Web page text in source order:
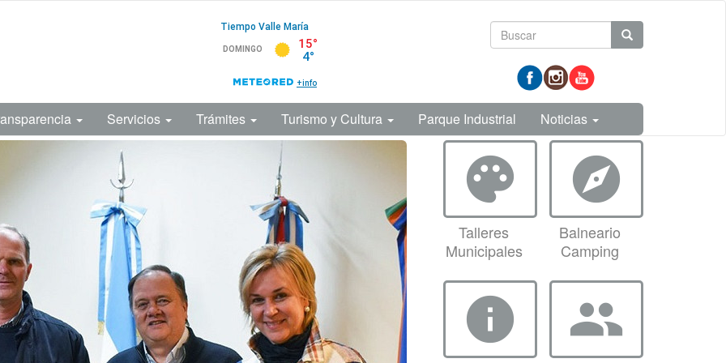
Formulario
de
búsqueda
Servicios Trámites Turismo y Cultura Parque Industrial Noticias
palette
Talleres
Municipales
explore
Balneario
Camping
info group